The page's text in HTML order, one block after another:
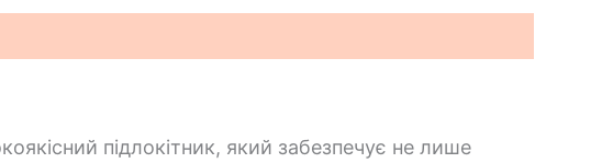
підлокітник, який забезпечує не лише